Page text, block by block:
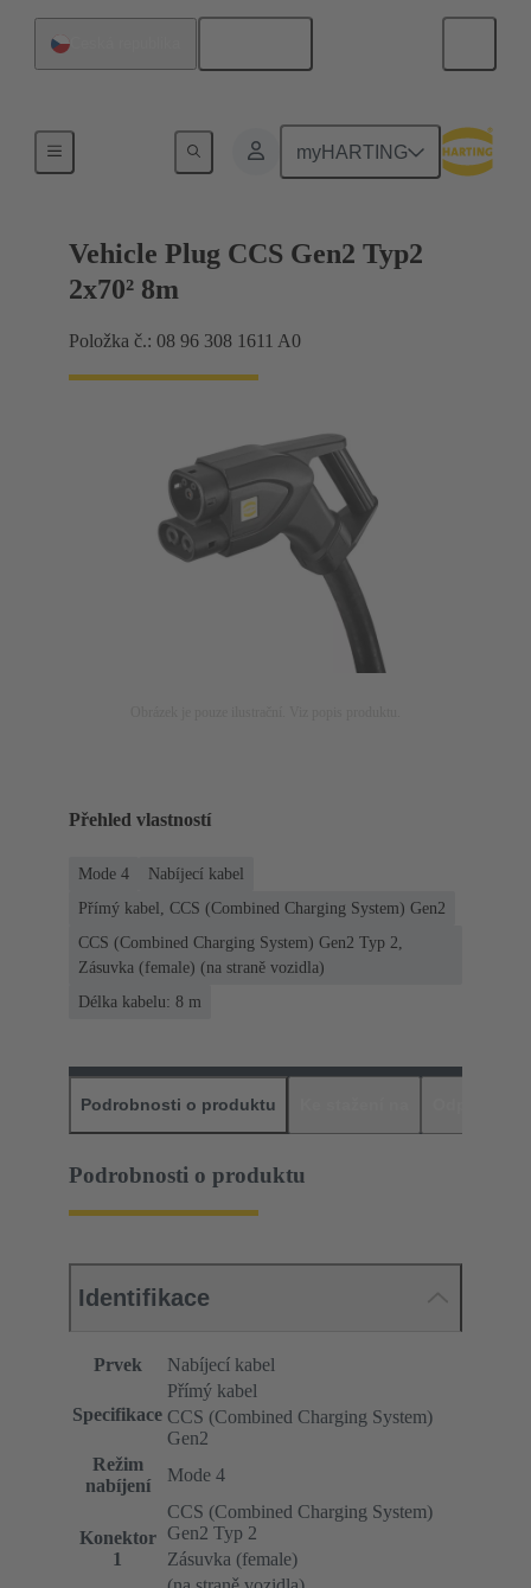
myHARTING
Nabíjecí kabel
Vehicle Plug CCS Gen2 Typ2
2x70² 8m
Položka č.: 08 96 308 1611 A0
Přehled vlastností
Mode 4
Nabíjecí kabel
Přímý kabel, CCS (Combined Charging System) Gen2
CCS (Combined Charging System) Gen2 Typ 2,
Zásuvka (female) (na straně vozidla)
Délka kabelu: 8 m
Podrobnosti o produktu
Podrobnosti o produktu
Identifikace
Prvek Nabíjecí kabel
Specifikace
Přímý kabel
CCS (Combined Charging System)
Gen2
Režim
nabíjení
Mode 4
Konektor
1
CCS (Combined Charging System)
Gen2 Typ 2
Zásuvka (female)